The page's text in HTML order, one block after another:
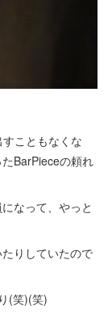
こともなくな
BarPieceの頼れ
なって、やっと
りしていたので
(笑)(笑)